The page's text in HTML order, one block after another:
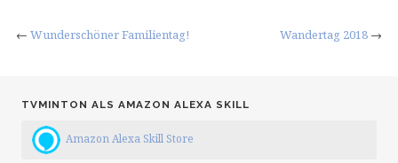
← Wunderschöner Familientag! Wandertag 2018 →
TVMINTON ALS AMAZON ALEXA SKILL
Amazon Alexa Skill Store